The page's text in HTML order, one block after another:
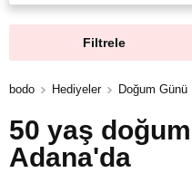
Filtrele
bodo Hediyeler Doğum Günü
50 yaş
Adana'da